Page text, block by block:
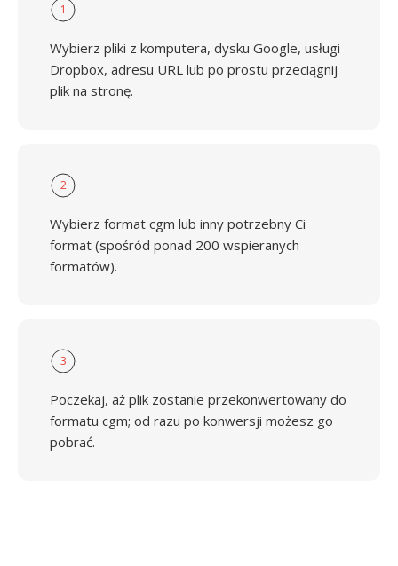
1
Wybierz pliki z komputera, dysku Google, usługi
Dropbox, adresu URL lub po prostu przeciągnij
plik na stronę.
2
Wybierz format cgm lub inny potrzebny Ci
format (spośród ponad 200 wspieranych
formatów).
3
Poczekaj, aż plik zostanie przekonwertowany do
formatu cgm; od razu po konwersji możesz go
pobrać.